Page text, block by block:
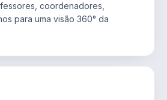
coordenadores,
para uma visão 360° da